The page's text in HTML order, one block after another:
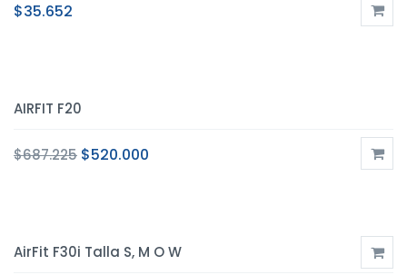
$35.652
AIRFIT F20
$687.225 $520.000
AirFit F30i Talla S, M O W